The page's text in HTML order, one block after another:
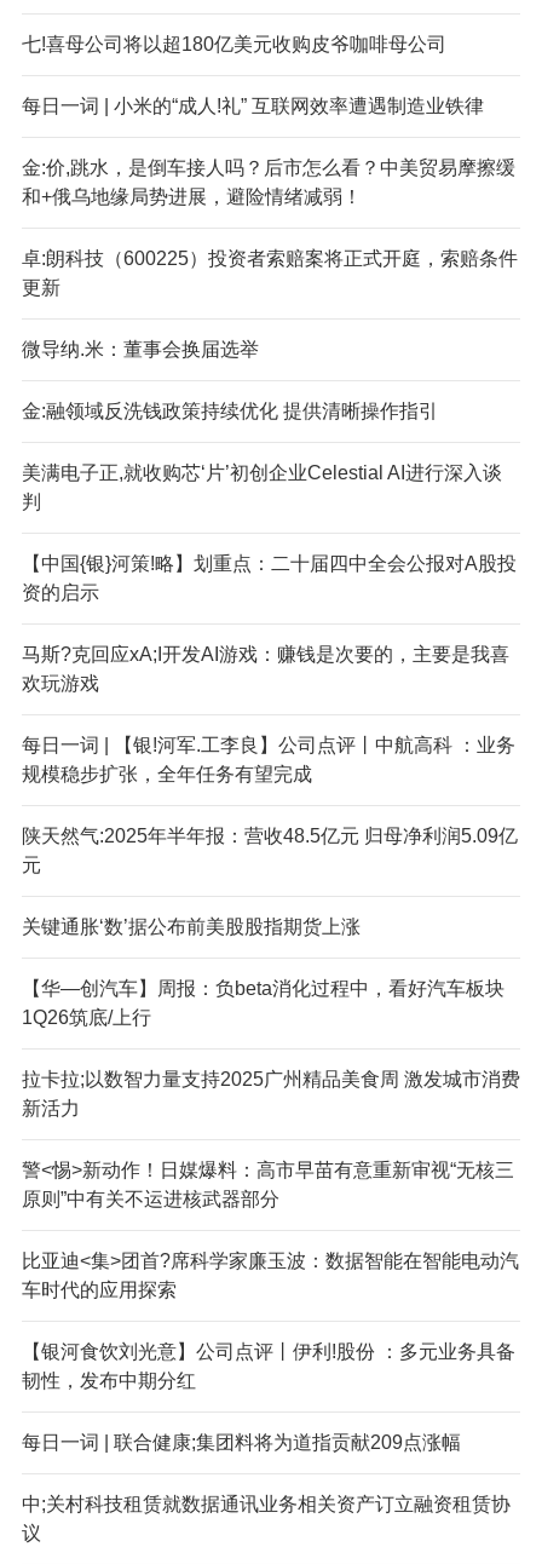
七!喜母公司将以超180亿美元收购皮爷咖啡母公司
每日一词 | 小米的“成人!礼” 互联网效率遭遇制造业铁律
金:价,跳水，是倒车接人吗？后市怎么看？中美贸易摩擦缓
和+俄乌地缘局势进展，避险情绪减弱！
卓:朗科技（600225）投资者索赔案将正式开庭，索赔条件
更新
微导纳.米：董事会换届选举
金:融领域反洗钱政策持续优化 提供清晰操作指引
美满电子正,就收购芯‘片’初创企业Celestial AI进行深入谈
判
【中国{银}河策!略】划重点：二十届四中全会公报对A股投
资的启示
马斯?克回应xA;I开发AI游戏：赚钱是次要的，主要是我喜
欢玩游戏
每日一词 | 【银!河军.工李良】公司点评丨中航高科 ：业务
规模稳步扩张，全年任务有望完成
陕天然气:2025年半年报：营收48.5亿元 归母净利润5.09亿
元
关键通胀‘数’据公布前美股股指期货上涨
【华—创汽车】周报：负beta消化过程中，看好汽车板块
1Q26筑底/上行
拉卡拉;以数智力量支持2025广州精品美食周 激发城市消费
新活力
警<惕>新动作！日媒爆料：高市早苗有意重新审视“无核三
原则”中有关不运进核武器部分
比亚迪<集>团首?席科学家廉玉波：数据智能在智能电动汽
车时代的应用探索
【银河食饮刘光意】公司点评丨伊利!股份 ：多元业务具备
韧性，发布中期分红
每日一词 | 联合健康;集团料将为道指贡献209点涨幅
中;关村科技租赁就数据通讯业务相关资产订立融资租赁协
议